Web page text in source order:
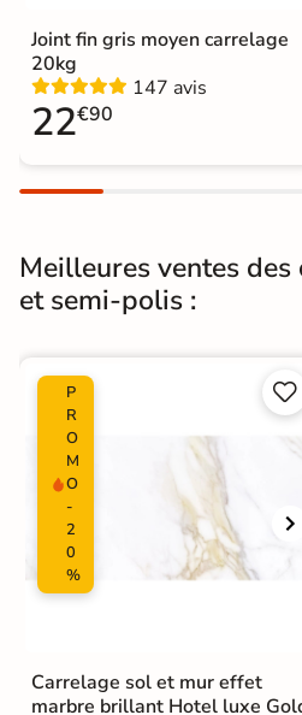
Pose
Support
Normes
Carrelage
Carrelage
Joint fin gris moyen carrelage
20kg
147 avis
22€90
Meilleures ventes
et semi-polis :
P
R
O
M
O
-
2
0
%


Carrelage sol et mur effet
marbre brillant Hotel luxe